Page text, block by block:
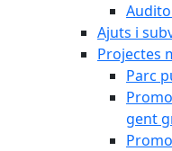
Ajuts i
Projectes
Parc
gent